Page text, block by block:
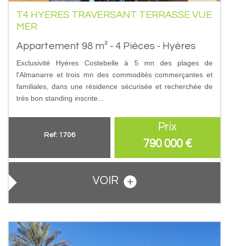
T4 HYERES TRAVERSANT TERRASSE VUE
MER
Appartement 98 m² - 4 Pièces - Hyères
Exclusivité Hyéres Costebelle à 5 mn des plages de
l'Almanarre et trois mn des commodités commerçantes et
familiales, dans une résidence sécurisée et recherchée de
trés bon standing inscrite...
Ref: 1706
Prix
790 000 €
VOIR